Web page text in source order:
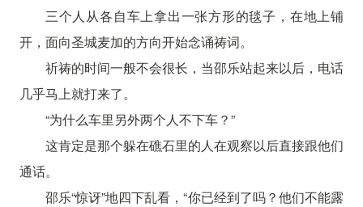
三个人从各自车上拿出一张方形的毯子，在地上铺
开，面向圣城麦加的方向开始念诵祷词。
祈祷的时间一般不会很长，当邵乐站起来以后，电话
几乎马上就打来了。
“为什么车里另外两个人不下车？”
这肯定是那个躲在礁石里的人在观察以后直接跟他们
通话。
邵乐“惊讶”地四下乱看，“你已经到了吗？他们不能露